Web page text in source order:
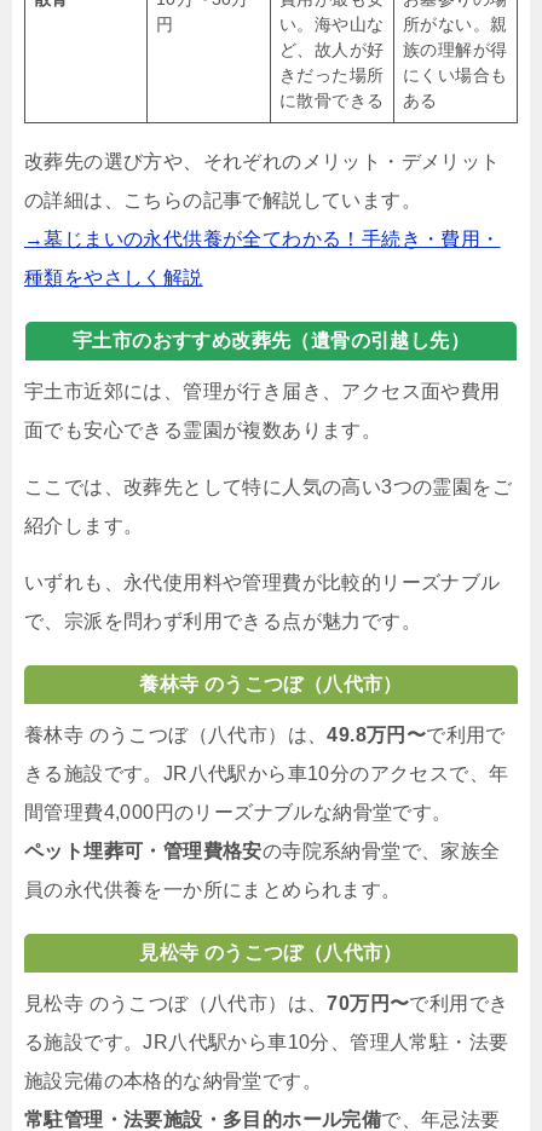
円
い。海や山な
ど、故人が好
きだった場所
に散骨できる
所がない。親
族の理解が得
にくい場合も
ある
改葬先の選び方や、それぞれのメリット・デメリット
の詳細は、こちらの記事で解説しています。
→墓じまいの永代供養が全てわかる！手続き・費用・
種類をやさしく解説
宇土市のおすすめ改葬先（遺骨の引越し先）
宇土市近郊には、管理が行き届き、アクセス面や費用
面でも安心できる霊園が複数あります。
ここでは、改葬先として特に人気の高い3つの霊園をご
紹介します。
いずれも、永代使用料や管理費が比較的リーズナブル
で、宗派を問わず利用できる点が魅力です。
養林寺 のうこつぼ（八代市）
養林寺 のうこつぼ（八代市）は、49.8万円〜で利用で
きる施設です。JR八代駅から車10分のアクセスで、年
間管理費4,000円のリーズナブルな納骨堂です。
ペット埋葬可・管理費格安の寺院系納骨堂で、家族全
員の永代供養を一か所にまとめられます。
見松寺 のうこつぼ（八代市）
見松寺 のうこつぼ（八代市）は、70万円〜で利用でき
る施設です。JR八代駅から車10分、管理人常駐・法要
施設完備の本格的な納骨堂です。
常駐管理・法要施設・多目的ホール完備で、年忌法要